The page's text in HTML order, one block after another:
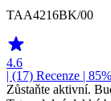
TAA4216BK/00
4.6
| (17) Recenze |
Zůstaňte aktivní.